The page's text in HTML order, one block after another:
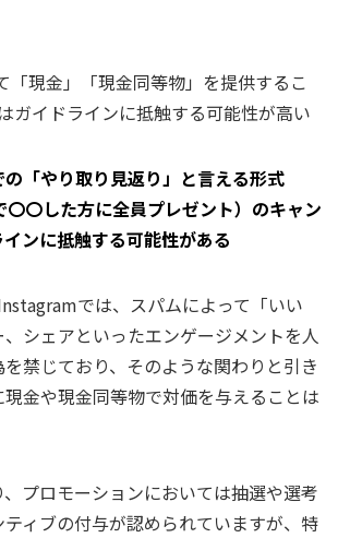
「現金」「現金同等物」を提供するこ
ガイドラインに抵触する可能性が高い
「やり取り見返り」と言える形式
〇〇した方に全員プレゼント）のキャン
ンに抵触する可能性がある
では、スパムによって「いい
シェアといったエンゲージメントを人
禁じており、そのような関わりと引き
金や現金同等物で対価を与えることは
プロモーションにおいては抽選や選考
ィブの付与が認められていますが、特